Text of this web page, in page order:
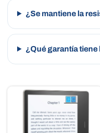
¿Se mantiene la
¿Qué garantía